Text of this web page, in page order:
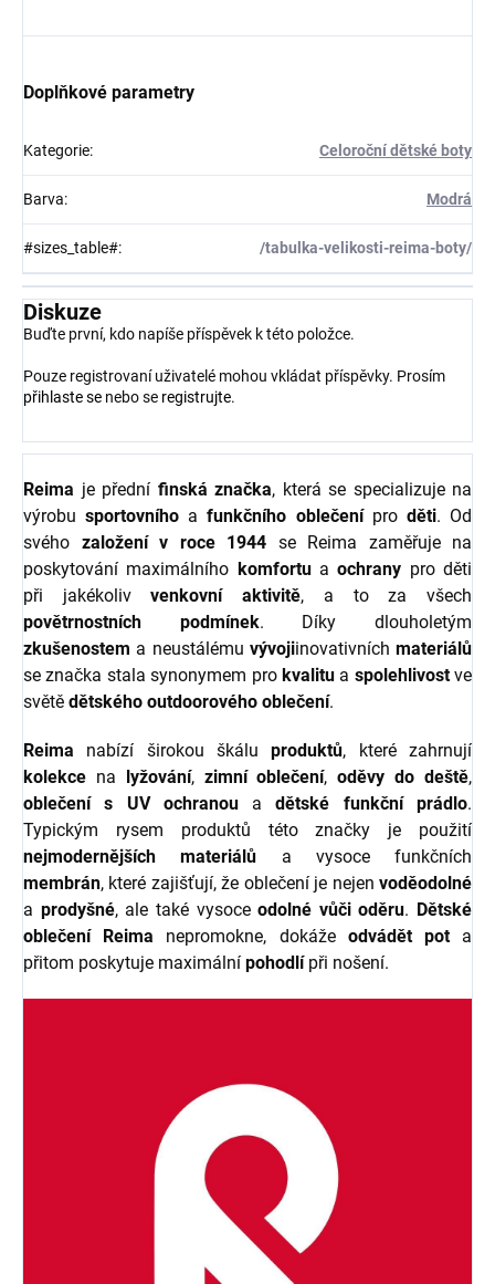
Doplňkové parametry
Kategorie: Celoroční dětské boty
Barva: Modrá
#sizes_table#: /tabulka-velikosti-reima-boty/
Diskuze
Buďte první, kdo napíše příspěvek k této položce.
Pouze registrovaní uživatelé mohou vkládat příspěvky. Prosím
přihlaste se nebo se registrujte.
Reima je přední finská značka, která se specializuje na
výrobusportovního afunkčního oblečenípro děti. Od
svého založení v roce 1944 se Reima zaměřuje na
poskytování maximálního komfortuaochrany pro děti
při jakékolivvenkovní aktivitě, a to za všech
povětrnostních podmínek. Díky dlouholetým
zkušenostem a neustálému vývojiinovativních materiálů
se značka stala synonymem pro kvalitua spolehlivostve
světě dětského outdoorového oblečení.
Reima nabízí širokou škáluproduktů, které zahrnují
kolekce na lyžování, zimní oblečení,oděvy do deště,
oblečení s UV ochranouadětské funkční prádlo.
Typickým rysem produktů této značky je použití
nejmodernějších materiálů a vysoce funkčních
membrán, které zajišťují, že oblečení je nejen voděodolné
a prodyšné, ale také vysoceodolné vůči oděru. Dětské
oblečení Reima nepromokne, dokáže odvádět pota
přitom poskytuje maximální pohodlípři nošení.